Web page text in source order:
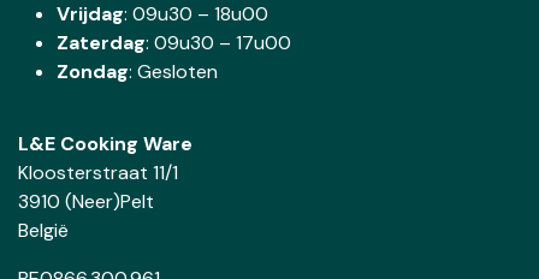
Vrijdag: 09u30 – 18u00
Zaterdag: 09u30 – 17u00
Zondag: Gesloten
L&E Cooking Ware
Kloosterstraat 11/1
3910 (Neer)Pelt
België